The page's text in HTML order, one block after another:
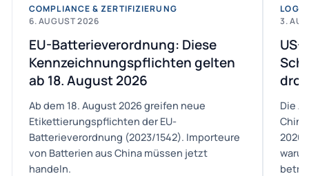
COMPLIANCE & ZERTIFIZIERUNG
6. AUGUST 2026
EU-Batterieverordnung: Diese
Kennzeichnungspflichten gelten
ab 18. August 2026
Ab dem 18. August 2026 greifen neue
Etikettierungspflichten der EU-
Batterieverordnung (2023/1542). Importeure
von Batterien aus China müssen jetzt
handeln.
3.
US-
Die
2026